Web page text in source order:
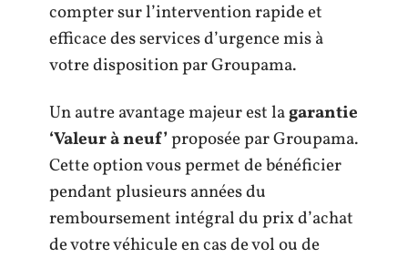
compter sur l’intervention rapide et
efficace des services d’urgence mis à
votre disposition par Groupama.
Un autre avantage majeur est lagarantie
‘Valeur à neuf’proposée par Groupama.
Cette option vous permet de bénéficier
pendant plusieurs années du
remboursement intégral du prix d’achat
de votre véhicule en cas de vol ou de